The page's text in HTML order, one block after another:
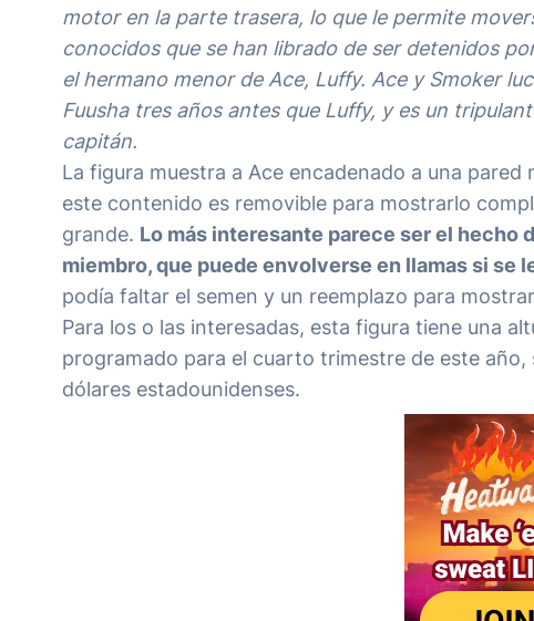
motor en la parte trasera, lo que le permite
conocidos que se han librado de ser detenidos
el hermano menor de Ace, Luffy. Ace y Smoker
Fuusha tres años antes que Luffy, y es un
capitán.
La figura muestra a Ace encadenado a una
este contenido es removible para mostrarlo
grande. Lo más interesante parece ser el hecho
miembro, que puede envolverse en llamas si se
podía faltar el semen y un reemplazo para
Para los o las interesadas, esta figura tiene una
programado para el cuarto trimestre de este
dólares estadounidenses.